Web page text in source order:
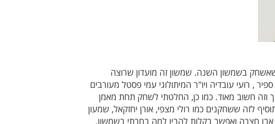
בשמשון השנה. שמשון זה מועדון שרוצה
, רועי עובדיה ויו"ר המיתולוגי עמי פסטל מעורבים
וזה חשוב מאוד. כמו כן, החלטתי לשחק תחת מאמן
לזה ששחקנים כמו רולי מצפי, אורן יחזקאל, שמעון
אבו חצרה ואפשר בקלות להבין למה בחרתי בשמשון.